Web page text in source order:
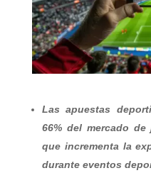
Las apuestas
66% del mercado
que incrementa la
durante eventos